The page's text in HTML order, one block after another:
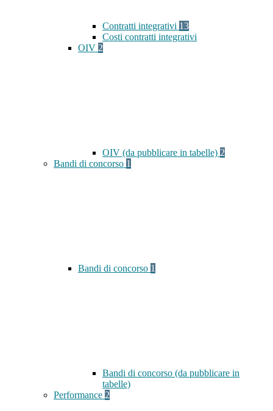
Contratti integrativi 13
Costi contratti integrativi
OIV 2
OIV (da pubblicare in tabelle) 2
Bandi di concorso 1
Bandi di concorso 1
Bandi di concorso (da pubblicare in
tabelle)
Performance 2